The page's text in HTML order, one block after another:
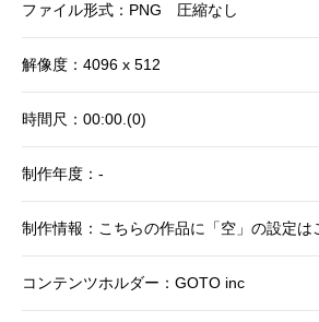
ファイル形式：PNG 圧縮なし
解像度：4096 x 512
時間尺：00:00.(0)
制作年度：-
制作情報：こちらの作品に「空」の設定は
コンテンツホルダー：GOTO inc